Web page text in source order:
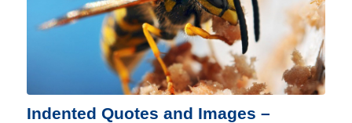
Indented Quotes and Images –